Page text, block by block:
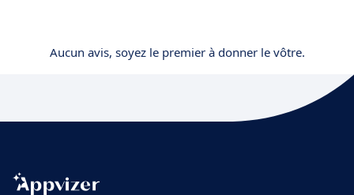
Aucun avis, soyez le premier à donner le vôtre.